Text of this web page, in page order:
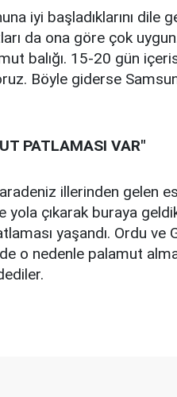
iyi başladıklarını dile
da ona göre çok
balığı. 15-20 gün
Böyle giderse
PATLAMASI VAR"
illerinden gelen
yola çıkarak buraya
yaşandı. Ordu
o nedenle palamut